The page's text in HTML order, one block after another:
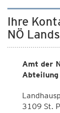
Ihre
NÖ
Amt der
Abteilung
3109 St.